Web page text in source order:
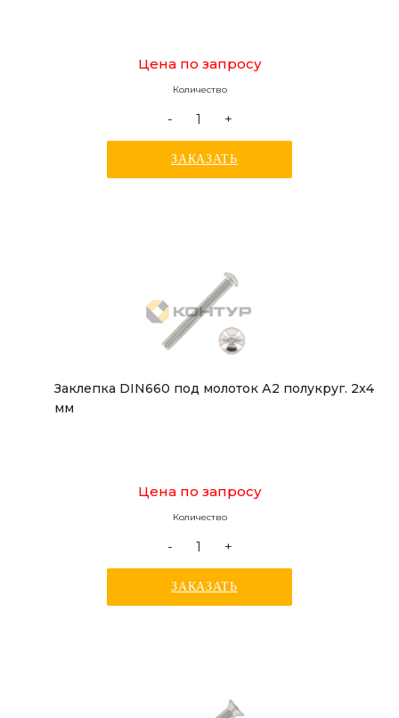
Цена по запросу
Количество
- +
ЗАКАЗАТЬ
Заклепка DIN660 под молоток А2 полукруг. 2x4
мм
Цена по запросу
Количество
- +
ЗАКАЗАТЬ